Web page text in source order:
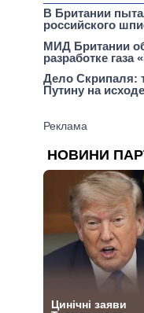
В Британии
российского
МИД Британии
разработке газа
Дело Скрипаля:
Путину на исходе